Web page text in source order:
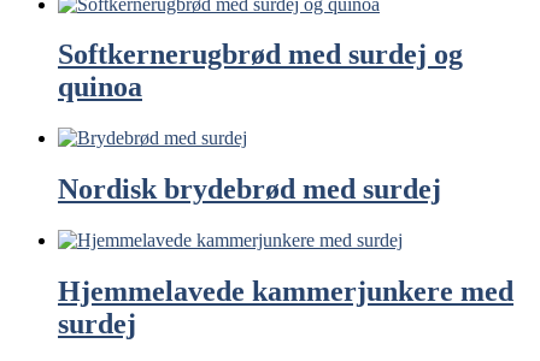
Softkernerugbrød med surdej og
quinoa
Nordisk brydebrød med surdej
Hjemmelavede kammerjunkere med
surdej